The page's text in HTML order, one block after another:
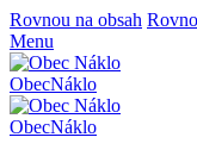
Rovnou na obsah
Menu
ObecNáklo
ObecNáklo